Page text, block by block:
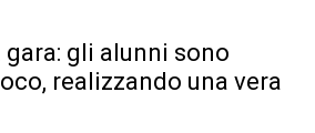
gli alunni sono
realizzando una vera